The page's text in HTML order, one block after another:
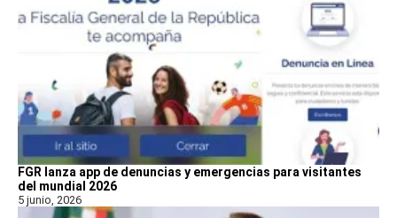
FGR lanza app de denuncias y emergencias para visitantes
del mundial 2026
5 junio, 2026